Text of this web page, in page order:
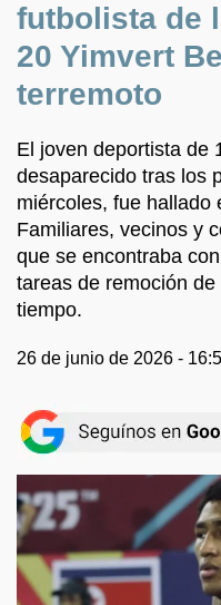
futbolista de
20 Yimvert
terremoto
El joven deportista de
desaparecido tras los
miércoles, fue hallado
Familiares, vecinos y
que se encontraba
tareas de remoción
tiempo.
26 de junio de 2026 -